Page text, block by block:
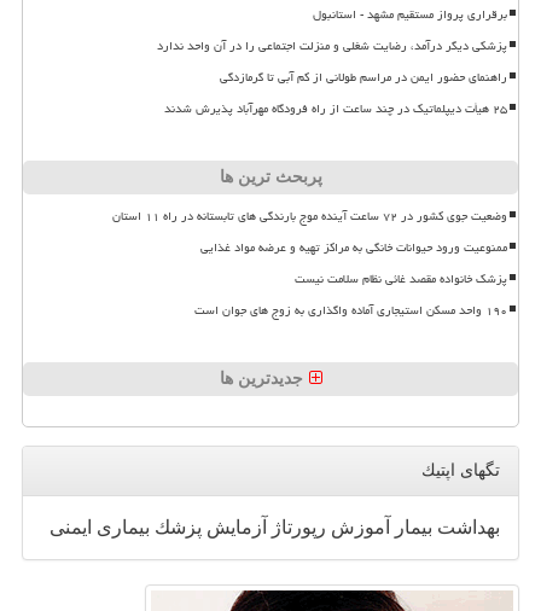
برقراری پرواز مستقیم مشهد - استانبول
پزشکی دیگر درآمد، رضایت شغلی و منزلت اجتماعی را در آن واحد ندارد
راهنمای حضور ایمن در مراسم طولانی از کم آبی تا گرمازدگی
۲۵ هیأت دیپلماتیک در چند ساعت از راه فرودگاه مهرآباد پذیرش شدند
پربحث ترین ها
وضعیت جوی کشور در ۷۲ ساعت آینده موج بارندگی های تابستانه در راه ۱۱ استان
ممنوعیت ورود حیوانات خانگی به مراکز تهیه و عرضه مواد غذایی
پزشک خانواده مقصد غائی نظام سلامت نیست
۱۹۰ واحد مسکن استیجاری آماده واگذاری به زوج های جوان است
جدیدترین ها
تگهای اپتیك
بهداشت بیمار آموزش رپورتاژ آزمایش پزشك بیماری ایمنی